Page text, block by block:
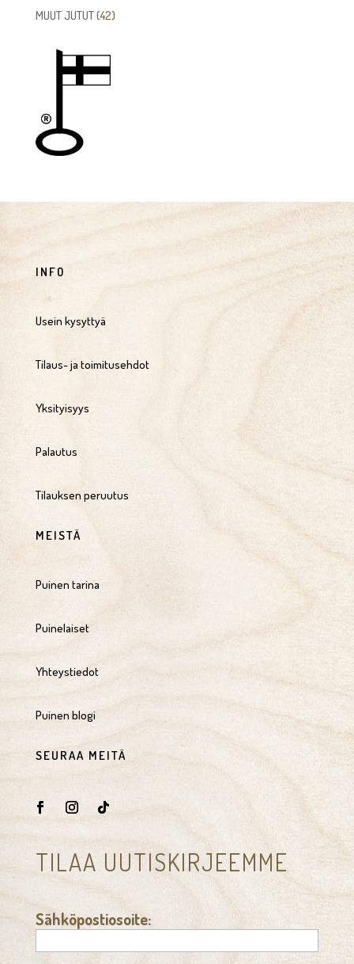
tuotetta
MUUT JUTUT 4242
INFO
Usein kysyttyä
Tilaus- ja toimitusehdot
Yksityisyys
Palautus
Tilauksen peruutus
MEISTÄ
Puinen tarina
Puinelaiset
Yhteystiedot
Puinen blogi
SEURAA MEITÄ
TILAA UUTISKIRJEEMME
Sähköpostiosoite: